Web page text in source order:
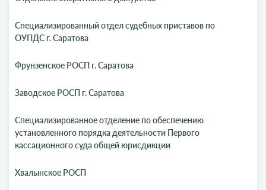
Специализированный отдел судебных приставов по
ОУПДС г. Саратова
Фрунзенское РОСП г. Саратова
Заводское РОСП г. Саратова
Специализированное отделение по обеспечению
установленного порядка деятельности Первого
кассационного суда общей юрисдикции
Хвалынское РОСП